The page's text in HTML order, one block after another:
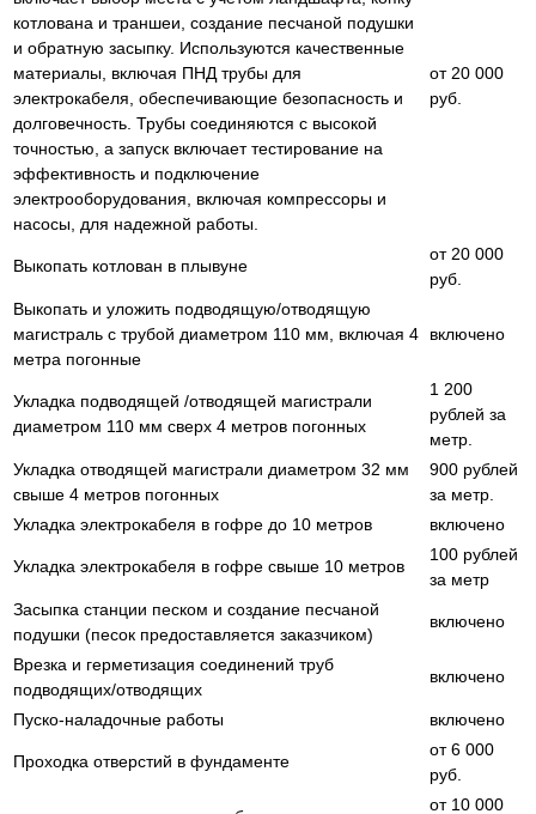
котлована и траншеи, создание песчаной подушки
и обратную засыпку. Используются качественные
материалы, включая ПНД трубы для
электрокабеля, обеспечивающие безопасность и
долговечность. Трубы соединяются с высокой
точностью, а запуск включает тестирование на
эффективность и подключение
электрооборудования, включая компрессоры и
насосы, для надежной работы.
от 20 000
руб.
Выкопать котлован в плывуне
от 20 000
руб.
Выкопать и уложить подводящую/отводящую
магистраль с трубой диаметром 110 мм, включая 4
метра погонные
включено
Укладка подводящей /отводящей магистрали
диаметром 110 мм сверх 4 метров погонных
1 200
рублей за
метр.
Укладка отводящей магистрали диаметром 32 мм
свыше 4 метров погонных
900 рублей
за метр.
Укладка электрокабеля в гофре до 10 метров
включено
Укладка электрокабеля в гофре свыше 10 метров
100 рублей
за метр
Засыпка станции песком и создание песчаной
подушки (песок предоставляется заказчиком)
включено
Врезка и герметизация соединений труб
подводящих/отводящих
включено
Пуско-наладочные работы включено
Проходка отверстий в фундаменте
от 6 000
руб.
от 10 000